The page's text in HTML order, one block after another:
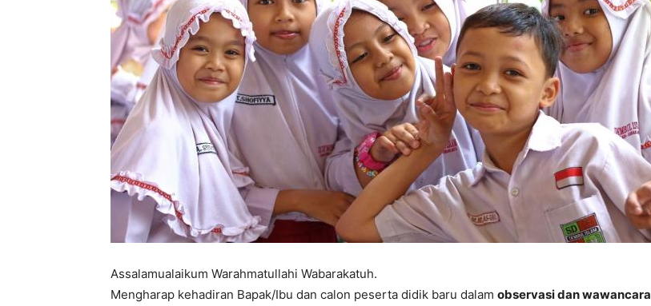
Assalamualaikum Warahmatullahi Wabarakatuh.
Mengharap kehadiran Bapak/Ibu dan calon peserta didik baru dalam observasi dan wawancara